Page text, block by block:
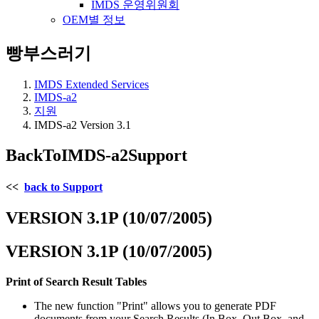
IMDS 운영위원회
OEM별 정보
빵부스러기
IMDS Extended Services
IMDS-a2
지원
IMDS-a2 Version 3.1
BackToIMDS-a2Support
<< back to Support
VERSION 3.1P (10/07/2005)
VERSION 3.1P (10/07/2005)
Print of Search Result Tables
The new function "Print" allows you to generate PDF